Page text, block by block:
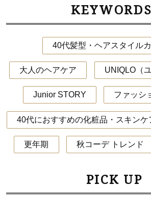
40代髪型・ヘアスタイル
大人のヘアケア UNIQLO（
Junior STORY ファッシ
更年期 秋コーデ トレンド
PICK UP